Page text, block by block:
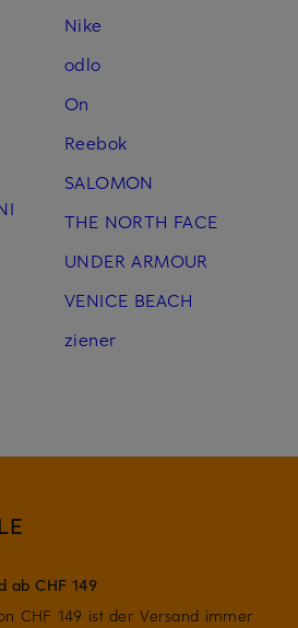
Nike
odlo
On
Reebok
SALOMON
THE NORTH FACE
UNDER ARMOUR
VENICE BEACH
ziener
ab CHF 149
CHF 149 ist der Versand immer